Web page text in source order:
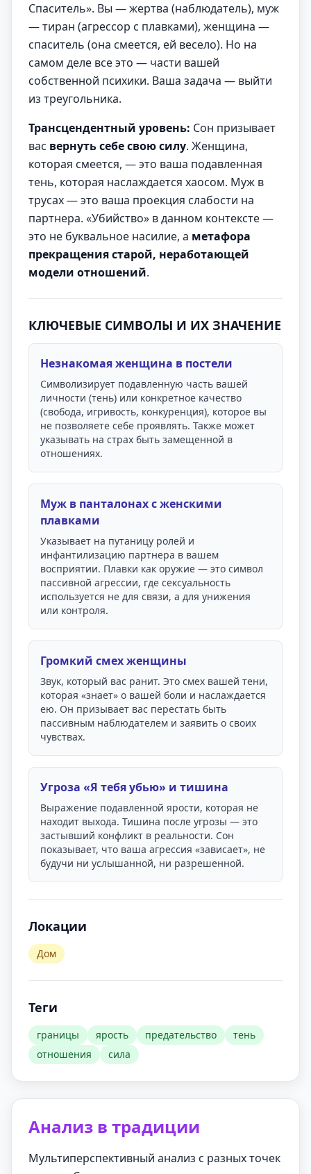
Спаситель». Вы — жертва (наблюдатель), муж
— тиран (агрессор с плавками), женщина —
спаситель (она смеется, ей весело). Но на
самом деле все это — части вашей
собственной психики. Ваша задача — выйти
из треугольника.
Трансцендентный уровень: Сон призывает
вас вернуть себе свою силу. Женщина,
которая смеется, — это ваша подавленная
тень, которая наслаждается хаосом. Муж в
трусах — это ваша проекция слабости на
партнера. «Убийство» в данном контексте —
это не буквальное насилие, а метафора
прекращения старой, неработающей
модели отношений.
КЛЮЧЕВЫЕ СИМВОЛЫ И ИХ ЗНАЧЕНИЕ
Незнакомая женщина в постели
Символизирует подавленную часть вашей
личности (тень) или конкретное качество
(свобода, игривость, конкуренция), которое вы
не позволяете себе проявлять. Также может
указывать на страх быть замещенной в
отношениях.
Муж в панталонах с женскими
плавками
Указывает на путаницу ролей и
инфантилизацию партнера в вашем
восприятии. Плавки как оружие — это символ
пассивной агрессии, где сексуальность
используется не для связи, а для унижения
или контроля.
Громкий смех женщины
Звук, который вас ранит. Это смех вашей тени,
которая «знает» о вашей боли и наслаждается
ею. Он призывает вас перестать быть
пассивным наблюдателем и заявить о своих
чувствах.
Угроза «Я тебя убью» и тишина
Выражение подавленной ярости, которая не
находит выхода. Тишина после угрозы — это
застывший конфликт в реальности. Сон
показывает, что ваша агрессия «зависает», не
будучи ни услышанной, ни разрешенной.
Локации
Дом
Теги
границы ярость предательство
тень
отношения
сила
Анализ в традиции
Мультиперспективный анализ с разных точек